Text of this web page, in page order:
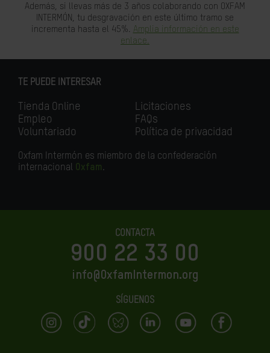
Además, si llevas más de 3 años colaborando con OXFAM
INTERMÓN, tu desgravación en este último tramo se
incrementa hasta el 45%. Amplia información en este
enlace.
TE PUEDE INTERESAR
Tienda Online
Empleo
Voluntariado
Licitaciones
FAQs
Política de privacidad
Oxfam Intermón es miembro de la confederación
internacional Oxfam.
CONTACTA
900 22 33 00
info@OxfamIntermon.org
SÍGUENOS